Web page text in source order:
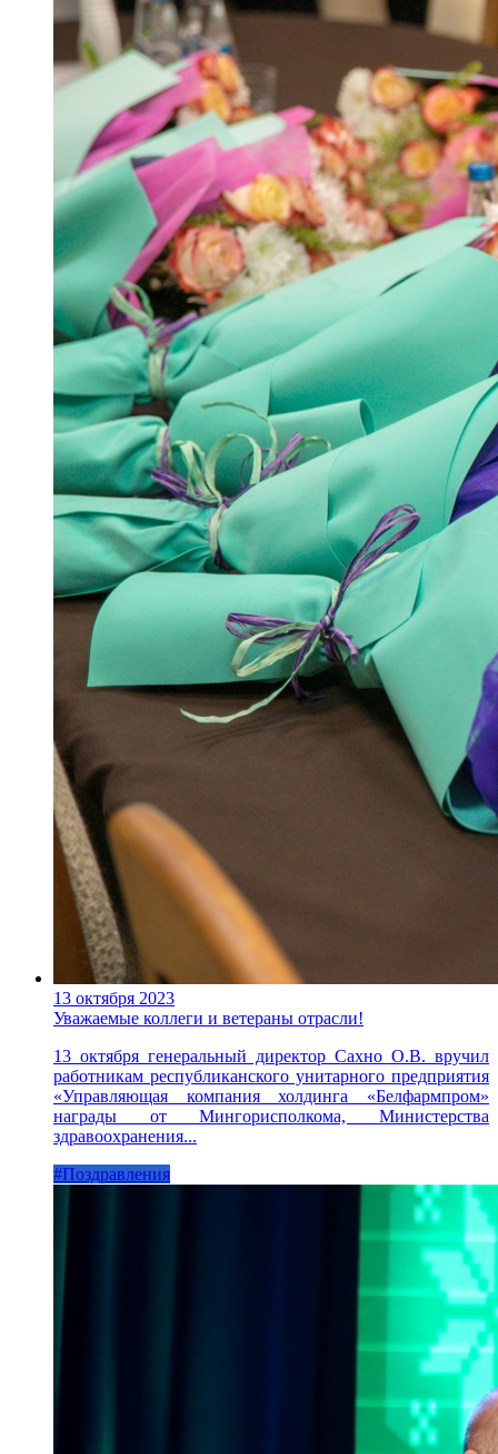
13 октября 2023
Уважаемые коллеги и ветераны отрасли!
13 октября генеральный директор Сахно О.В. вручил
работникам республиканского унитарного предприятия
«Управляющая компания холдинга «Белфармпром»
награды от Мингорисполкома, Министерства
здравоохранения...
#Поздравления